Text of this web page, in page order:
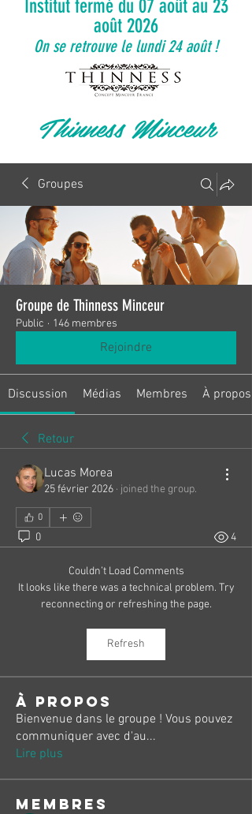
Institut fermé du 07 août au 23
août 2026
On se retrouve le lundi 24 août !
Thinness Minceur
Groupes
Groupe de Thinness Minceur
Public · 146 membres
Rejoindre
Discussion Médias Membres À propos
Retour
Lucas Morea
25 février 2026 · joined the group.
0
0 4
Couldn’t Load Comments
It looks like there was a technical problem. Try
reconnecting or refreshing the page.
Refresh
À propos
Bienvenue dans le groupe ! Vous pouvez
communiquer avec d'au...
Lire plus
membres